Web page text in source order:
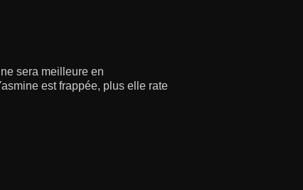
sera meilleure en
est frappée, plus elle rate